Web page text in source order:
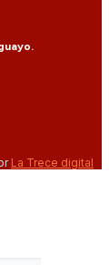
La Trece digital